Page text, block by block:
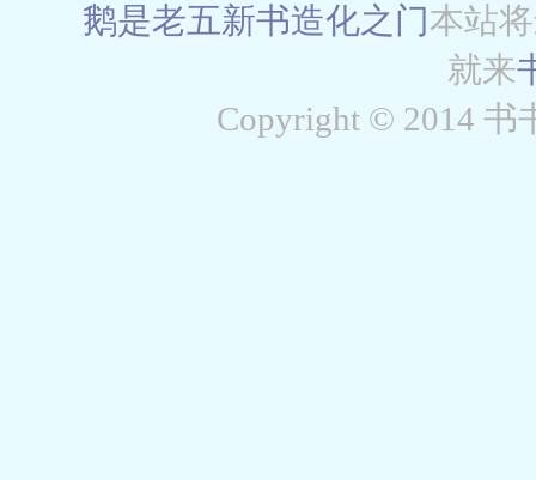
鹅是老五新书造化之门本站
就来
Copyright © 2014 书